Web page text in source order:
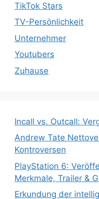
TikTok Stars
TV-Persönlichkeit
Unternehmer
Youtubers
Zuhause
Incall vs. Outcall:
Andrew Tate
Kontroversen
PlayStation 6:
Merkmale, Trailer &
Erkundung der